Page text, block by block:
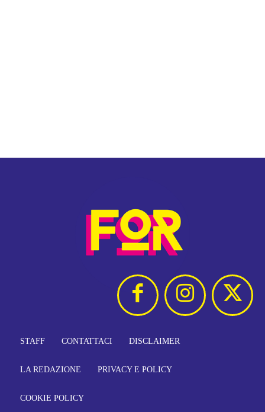
STAFF CONTATTACI DISCLAIMER
LA REDAZIONE PRIVACY E POLICY
COOKIE POLICY